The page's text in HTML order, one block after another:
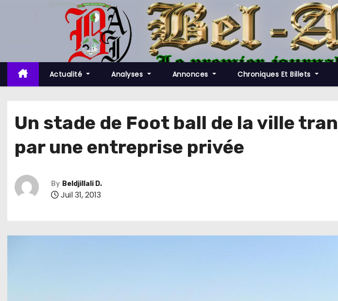
t
c
Actualité Analyses Annonces Chroniques Et Billets
Un stade de Foot ball de la ville
par une entreprise privée
By Beldjillali D.
Juil 31, 2013